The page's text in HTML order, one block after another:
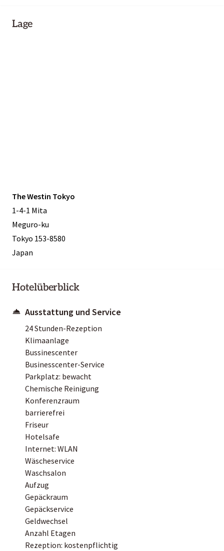
Lage
The Westin Tokyo
1-4-1 Mita
Meguro-ku
Tokyo 153-8580
Japan
Hotelüberblick
Ausstattung und Service
24 Stunden-Rezeption
Klimaanlage
Bussinescenter
Businesscenter-Service
Parkplatz: bewacht
Chemische Reinigung
Konferenzraum
barrierefrei
Friseur
Hotelsafe
Internet: WLAN
Wäscheservice
Waschsalon
Aufzug
Gepäckraum
Gepäckservice
Geldwechsel
Anzahl Etagen
Rezeption: kostenpflichtig